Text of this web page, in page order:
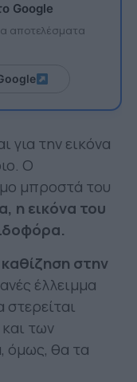
Google
αποτελέσματα
για την εικόνα
Ο
μπροστά του
η εικόνα του
καθίζηση στην
έλλειμμα
των
όμως, θα τα